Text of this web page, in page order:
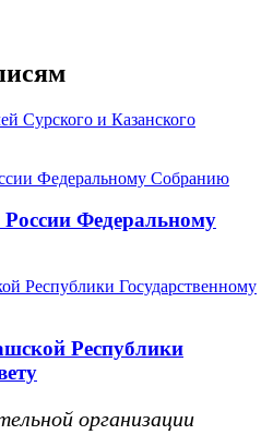
Сурского и Казанского
Федеральному
Республики
организации